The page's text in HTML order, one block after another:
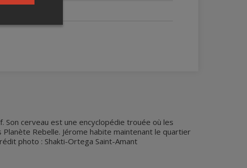
cerveau est une encyclopédie trouée où les
Rebelle. Jérome habite maintenant le quartier
photo : Shakti-Ortega Saint-Amant